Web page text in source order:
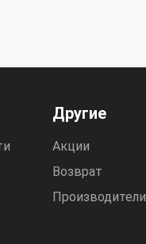
Другие
Акции
Возврат
Производители